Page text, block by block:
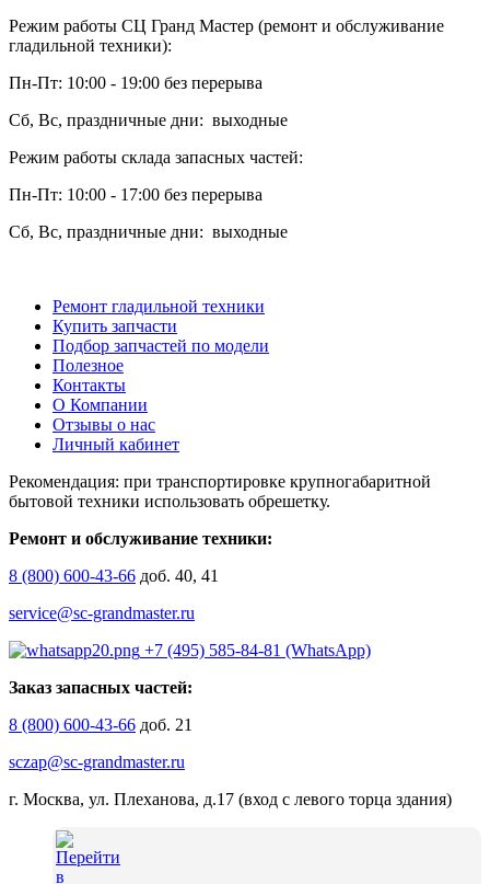
Режим работы СЦ Гранд Мастер (ремонт и обслуживание
гладильной техники):
Пн-Пт: 10:00 - 19:00 без перерыва
Сб, Вс, праздничные дни: выходные
Режим работы склада запасных частей:
Пн-Пт: 10:00 - 17:00 без перерыва
Сб, Вс, праздничные дни: выходные
Ремонт гладильной техники
Купить запчасти
Подбор запчастей по модели
Полезное
Контакты
О Компании
Отзывы о нас
Личный кабинет
Рекомендация: при транспортировке крупногабаритной
бытовой техники использовать обрешетку.
Ремонт и обслуживание техники:
8 (800) 600-43-66 доб. 40, 41
service@sc-grandmaster.ru
+7 (495) 585-84-81 (WhatsApp)
Заказ запасных частей:
8 (800) 600-43-66 доб. 21
sczap@sc-grandmaster.ru
г. Москва, ул. Плеханова, д.17 (вход с левого торца здания)